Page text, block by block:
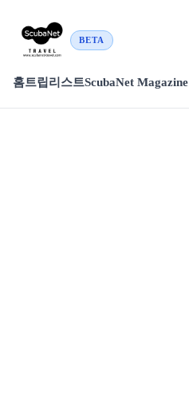
BETA
홈트립리스트ScubaNet Magazine